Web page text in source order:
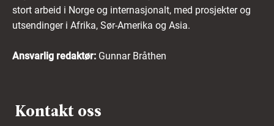
stort arbeid i Norge og internasjonalt, med prosjekter og
utsendinger i Afrika, Sør-Amerika og Asia.
Ansvarlig redaktør: Gunnar Bråthen
Kontakt oss